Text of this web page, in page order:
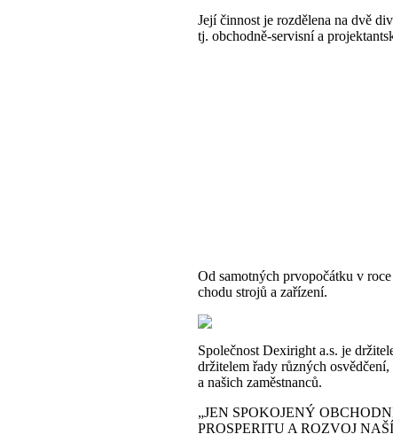
Její činnost je rozdělena na dvě
tj. obchodně-servisní a
Od samotných prvopočátku v
chodu strojů a zařízení.
Společnost Dexiright a.s. je
držitelem řady různých
a našich zaměstnanců.
„JEN SPOKOJENÝ
PROSPERITU A ROZVOJ